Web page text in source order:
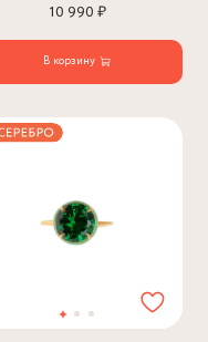
10 990 ₽
В корзину